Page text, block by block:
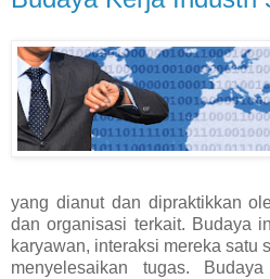
yang dianut dan dipraktikkan
dan organisasi terkait. Budaya
karyawan, interaksi mereka satu
menyelesaikan tugas.